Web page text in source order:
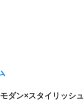
モダン×スタイリッシュ